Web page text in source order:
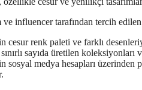
influencer tarafından tercih
cesur renk paleti ve farklı
sayıda üretilen
sosyal medya hesapları üzerinden